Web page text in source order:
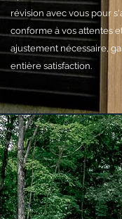
révision avec vous pour
conforme à vos attentes
ajustement nécessaire,
entière satisfaction.